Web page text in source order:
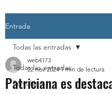
Entrada
Todas las entradas
Parvulario
Todas las entradas
Patriciana es
web4173
22 nov 2024 1 min de lectura